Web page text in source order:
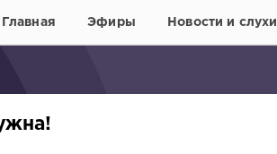
Главная Эфиры Новости и слухи